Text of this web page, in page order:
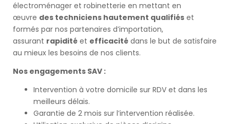
électroménager et robinetterie en mettant en
œuvre des techniciens hautement qualifiés et
formés par nos partenaires d’importation,
assurant rapidité et efficacité dans le but de satisfaire
au mieux les besoins de nos clients.
Nos engagements SAV :
Intervention à votre domicile sur RDV et dans les
meilleurs délais.
Garantie de 2 mois sur l’intervention réalisée.